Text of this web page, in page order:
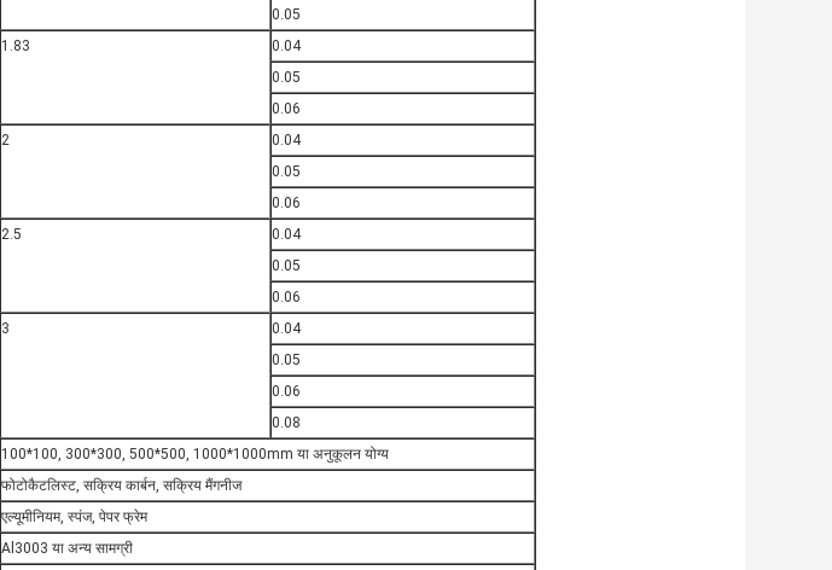
0.05
1.83
0.04
0.05
0.06
2
0.04
0.05
0.06
2.5
0.04
0.05
0.06
3
0.04
0.05
0.06
0.08
100*100, 300*300, 500*500, 1000*1000mm या अनुकूलन योग्य
फोटोकैटलिस्ट, सक्रिय कार्बन, सक्रिय मैंगनीज
एल्यूमीनियम, स्पंज, पेपर फ्रेम
Al3003 या अन्य सामग्री